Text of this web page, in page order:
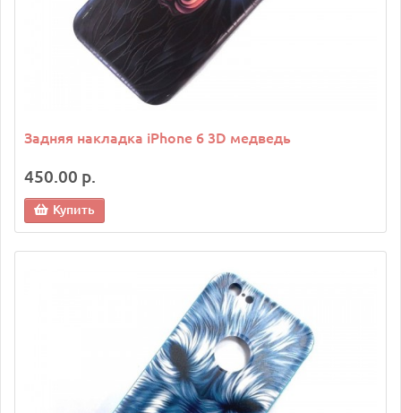
Задняя накладка iPhone 6 3D медведь
450.00 р.
Купить